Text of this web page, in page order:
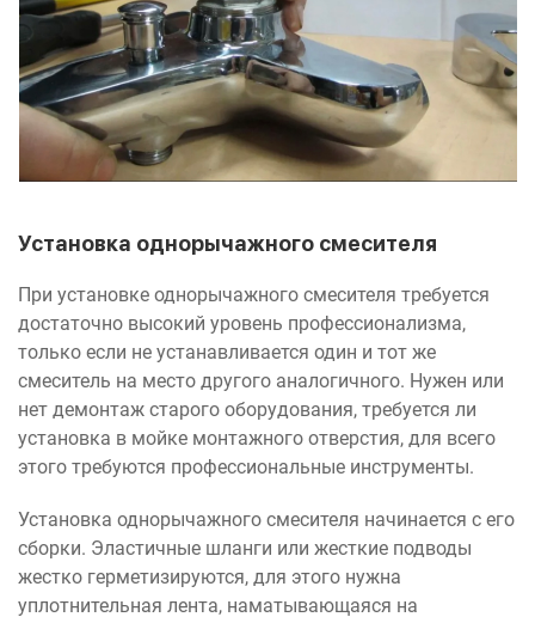
Установка однорычажного смесителя
При установке однорычажного смесителя требуется
достаточно высокий уровень профессионализма,
только если не устанавливается один и тот же
смеситель на место другого аналогичного. Нужен или
нет демонтаж старого оборудования, требуется ли
установка в мойке монтажного отверстия, для всего
этого требуются профессиональные инструменты.
Установка однорычажного смесителя начинается с его
сборки. Эластичные шланги или жесткие подводы
жестко герметизируются, для этого нужна
уплотнительная лента, наматывающаяся на